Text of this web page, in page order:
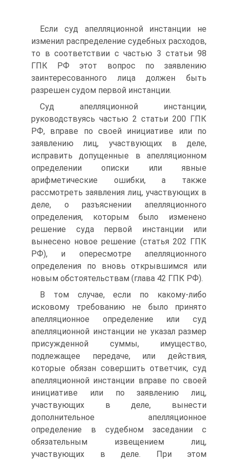
Если суд апелляционной инстанции не
изменил распределение судебных расходов,
то в соответствии с частью 3 статьи 98
ГПК РФ этот вопрос по заявлению
заинтересованного лица должен быть
разрешен судом первой инстанции.
Суд апелляционной инстанции,
руководствуясь частью 2 статьи 200 ГПК
РФ, вправе по своей инициативе или по
заявлению лиц, участвующих в деле,
исправить допущенные в апелляционном
определении описки или явные
арифметические ошибки, а также
рассмотреть заявления лиц, участвующих в
деле, о разъяснении апелляционного
определения, которым было изменено
решение суда первой инстанции или
вынесено новое решение (статья 202 ГПК
РФ), и опересмотре апелляционного
определения по вновь открывшимся или
новым обстоятельствам (глава 42 ГПК РФ).
В том случае, если по какому-либо
исковому требованию не было принято
апелляционное определение или суд
апелляционной инстанции не указал размер
присужденной суммы, имущество,
подлежащее передаче, или действия,
которые обязан совершить ответчик, суд
апелляционной инстанции вправе по своей
инициативе или по заявлению лиц,
участвующих в деле, вынести
дополнительное апелляционное
определение в судебном заседании с
обязательным извещением лиц,
участвующих в деле. При этом